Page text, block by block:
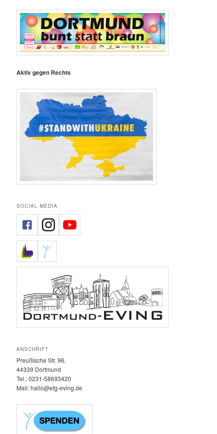
Aktiv gegen Rechts
SOCIAL MEDIA
ANSCHRIFT
Preußische Str. 96,
44339 Dortmund
Tel.: 0231-58693420‬
Mail: hallo@efg-eving.de